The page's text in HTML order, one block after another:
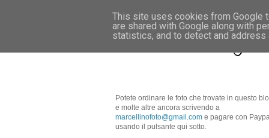
Marcellino
Potete ordinare le foto che trovate in questo
e molte altre ancora scrivendo a
marcellinofoto@gmail.com e pagare con
usando il pulsante qui sotto.
This site uses cookies from Google
are shared with Google along with
statistics, and to detect and address